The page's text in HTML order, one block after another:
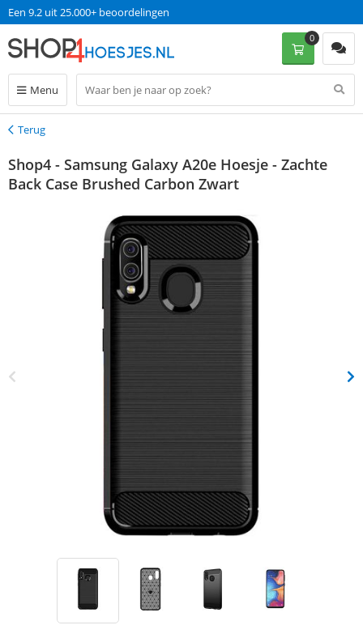
Een 9.2 uit 25.000+ beoordelingen
Menu
0
Terug
Terug
Shop4 - Samsung Galaxy A20e Hoesje - Zachte
Back Case Brushed Carbon Zwart